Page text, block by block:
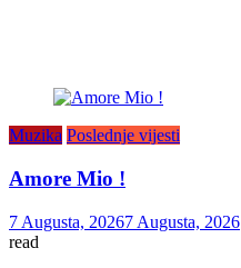
Muzika Poslednje vijesti
Amore Mio !
7 Augusta, 20267 Augusta, 2026
read